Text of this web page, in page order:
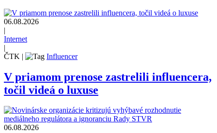
06.08.2026
|
Internet
|
ČTK | Influencer
V priamom prenose zastrelili influencera,
točil videá o luxuse
06.08.2026